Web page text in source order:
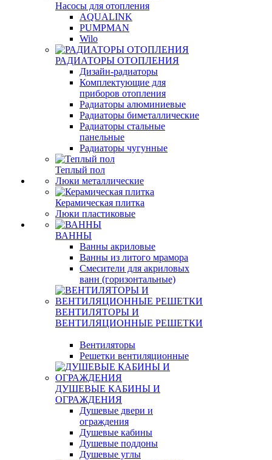
Насосы для отопления
AQUALINK
PUMPMAN
Wilo
РАДИАТОРЫ ОТОПЛЕНИЯ
Дизайн-радиаторы
Комплектующие для
приборов отопления
Радиаторы алюминиевые
Радиаторы биметаллические
Радиаторы стальные
панельные
Радиаторы чугунные
Теплый пол
Люки металлические
Керамическая плитка
Люки пластиковые
ВАННЫ
Ванны акриловые
Ванны из литого мрамора
Смесители для акриловых
ванн (горизонтальные)
ВЕНТИЛЯТОРЫ И
ВЕНТИЛЯЦИОННЫЕ РЕШЕТКИ
Вентиляторы
Решетки вентиляционные
ДУШЕВЫЕ КАБИНЫ И
ОГРАЖДЕНИЯ
Душевые двери и
ограждения
Душевые кабины
Душевые поддоны
Душевые углы